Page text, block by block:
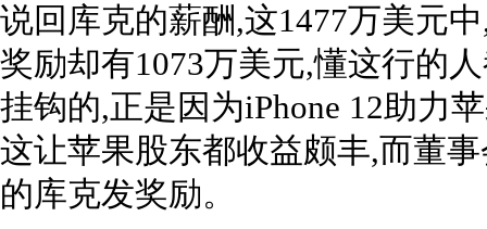
说回库克的薪酬,这1477万美元
奖励却有1073万美元,懂这行的
挂钩的,正是因为iPhone 12助力
这让苹果股东都收益颇丰,而董
的库克发奖励。